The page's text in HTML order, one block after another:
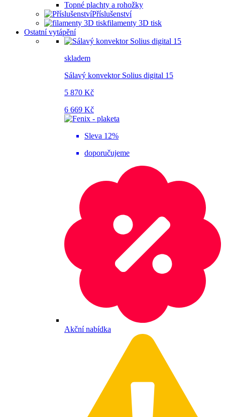
Topné plachty a rohožky
Příslušenství
filamenty 3D tisk
Ostatní vytápění
skladem
Sálavý konvektor Solius digital 15
5 870 Kč
6 669 Kč
Sleva 12%
doporučujeme
Akční nabídka